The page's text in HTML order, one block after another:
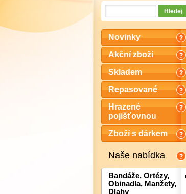
Novinky
Akční zboží
Skladem
Repasované
Hrazené
pojišťovnou
Zboží s dárkem
Naše nabídka
Bandáže, Ortézy,
Obinadla, Manžety,
Dlahy